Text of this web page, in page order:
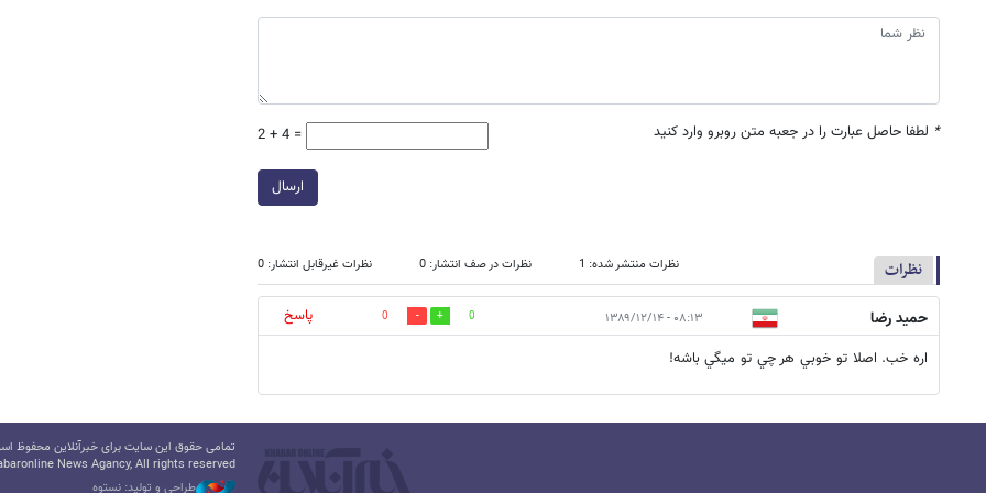
* لطفا حاصل عبارت را در جعبه متن روبرو وارد کنید 2 + 4 =
ارسال
نظرات نظرات منتشر شده: 1 نظرات در صف انتشار: 0 نظرات غیرقابل انتشار: 0
حميد رضا ۰۸:۱۳ - ۱۳۸۹/۱۲/۱۴ 0
0
پاسخ
اره خب. اصلا تو خوبي هر چي تو ميگي باشه!
تمامی حقوق این سایت برای خبرآنلاین محفوظ
News Agancy, All rights reserved
طراحی و تولید: نستوه